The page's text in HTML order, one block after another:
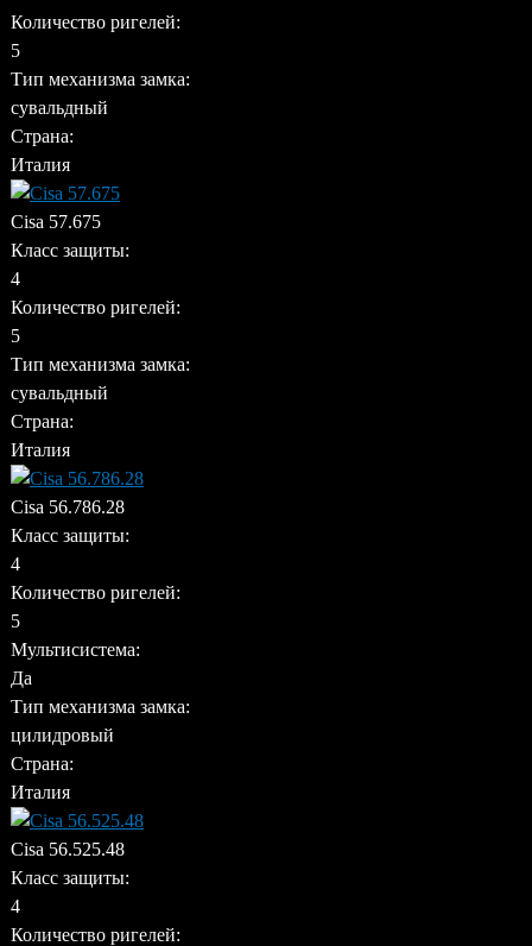
Количество ригелей:
5
Тип механизма замка:
сувальдный
Страна:
Италия
Cisa 57.675
Класс защиты:
4
Количество ригелей:
5
Тип механизма замка:
сувальдный
Страна:
Италия
Cisa 56.786.28
Класс защиты:
4
Количество ригелей:
5
Мультисистема:
Да
Тип механизма замка:
цилидровый
Страна:
Италия
Cisa 56.525.48
Класс защиты:
4
Количество ригелей: